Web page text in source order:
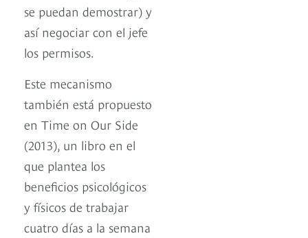
se puedan demostrar) y
así negociar con el jefe
los permisos.
Este mecanismo
también está propuesto
en Time on Our Side
(2013), un libro en el
que plantea los
beneficios psicológicos
y físicos de trabajar
cuatro días a la semana